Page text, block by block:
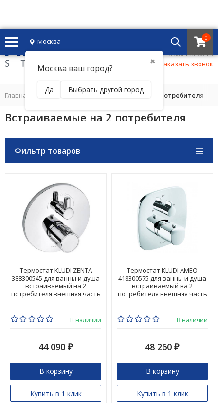
Москва
✖
Москва ваш город?
Да Выбрать другой город
0
+7 495 221 69 55
8 800-775-06-73
Заказать звонок
Главная ТЕРМОСТАТЫ / Встраиваемые на 2 потребителя
Встраиваемые на 2 потребителя
Фильтр товаров
Термостат KLUDI ZENTA
388300545 для ванны и душа
встраиваемый на 2
потребителя внешняя часть
В наличии
44 090 ₽
В корзину
Купить в 1 клик
Термостат KLUDI AMEO
418300575 для ванны и душа
встраиваемый на 2
потребителя внешняя часть
В наличии
48 260 ₽
В корзину
Купить в 1 клик